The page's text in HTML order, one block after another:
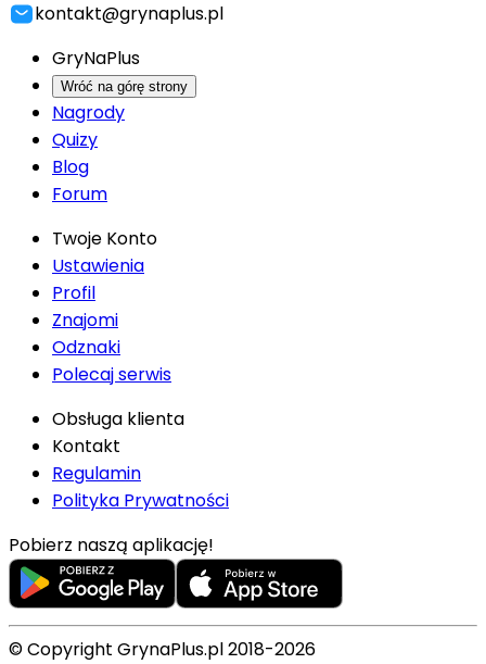
kontakt@grynaplus.pl
GryNaPlus
Wróć na górę strony
Nagrody
Quizy
Blog
Forum
Twoje Konto
Ustawienia
Profil
Znajomi
Odznaki
Polecaj serwis
Obsługa klienta
Kontakt
Regulamin
Polityka Prywatności
Pobierz naszą aplikację!
© Copyright GrynaPlus.pl 2018-2026